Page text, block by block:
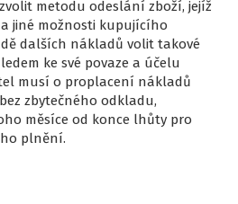
metodu odeslání zboží, jejíž
jiné možnosti kupujícího
dalších nákladů volit takové
ke své povaze a účelu
musí o proplacení nákladů
zbytečného odkladu,
měsíce od konce lhůty pro
plnění.